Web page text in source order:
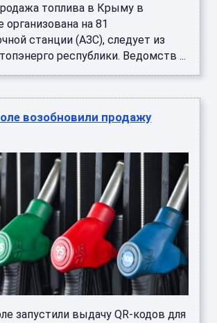
топлива в Крыму в
организована на 81
станции (АЗС), следует из
республики. Ведомств ...
возобновили продажу
запустили выдачу QR-кодов для